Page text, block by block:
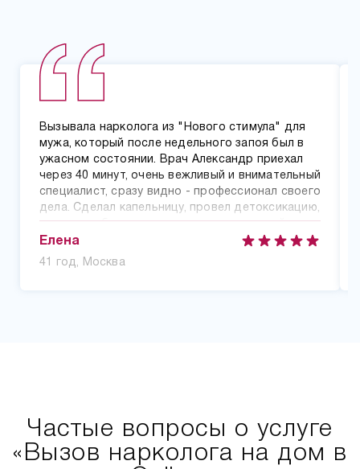
Вызывала нарколога из "Нового стимула" для
мужа, который после недельного запоя был в
ужасном состоянии. Врач Александр приехал
через 40 минут, очень вежливый и внимательный
специалист, сразу видно - профессионал своего
дела. Сделал капельницу, провел детоксикацию,
дал подробные рекомендации по дальнейшим
действиям. Через несколько часов муж уже
чувствовал себя намного лучше, а на
Елена
41 год, Москва
Частые вопросы о услуге
«Вызов нарколога на дом в